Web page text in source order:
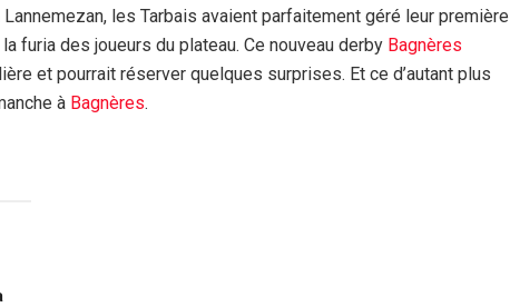
les Tarbais avaient parfaitement géré leur première
furia des joueurs du plateau. Ce nouveau derby Bagnères
et pourrait réserver quelques surprises. Et ce d’autant plus
à Bagnères.